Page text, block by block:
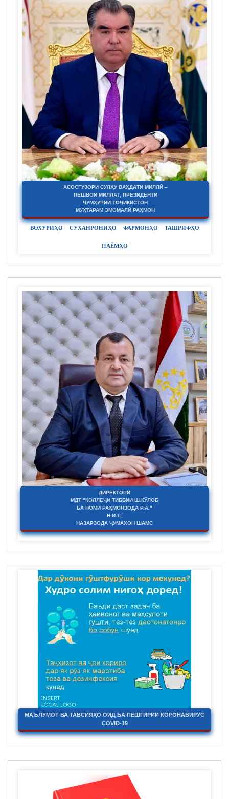
АСОСГУЗОРИ СУЛҲУ ВАҲДАТИ МИЛЛӢ –
ПЕШВОИ МИЛЛАТ, ПРЕЗИДЕНТИ
ҶУМҲУРИИ ТОҶИКИСТОН
МУҲТАРАМ ЭМОМАЛӢ РАҲМОН
ВОХУРИҲО СУХАНРОНИҲО ФАРМОНҲО ТАШРИФҲО
ПАЁМҲО
ДИРЕКТОРИ
МДТ "КОЛЛЕҶИ ТИББИИ Ш.КӮЛОБ
БА НОМИ РАҲМОНЗОДА Р.А."
Н.И.Т.,
НАЗАРЗОДА ҶУМАХОН ШАМС
МАЪЛУМОТ ВА ТАВСИЯҲО ОИД БА ПЕШГИРИИ КОРОНАВИРУС
COVID-19